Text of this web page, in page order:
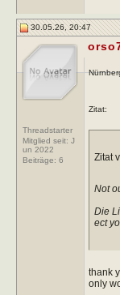
30.05.26, 20:47
Threadstarter
Mitglied seit: J
un 2022
Beiträge: 6
Zitat:
Zitat
Not
Die
ect
thank
only